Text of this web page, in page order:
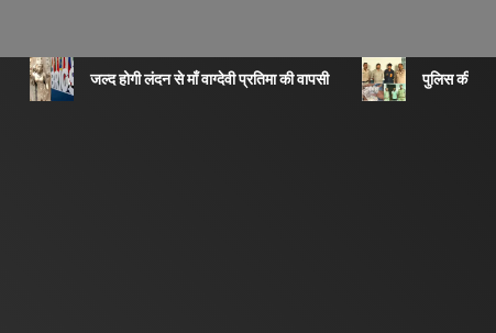
जल्द होगी लंदन से माँ वाग्देवी प्रतिमा की वापसी पुलिस की बड़ी